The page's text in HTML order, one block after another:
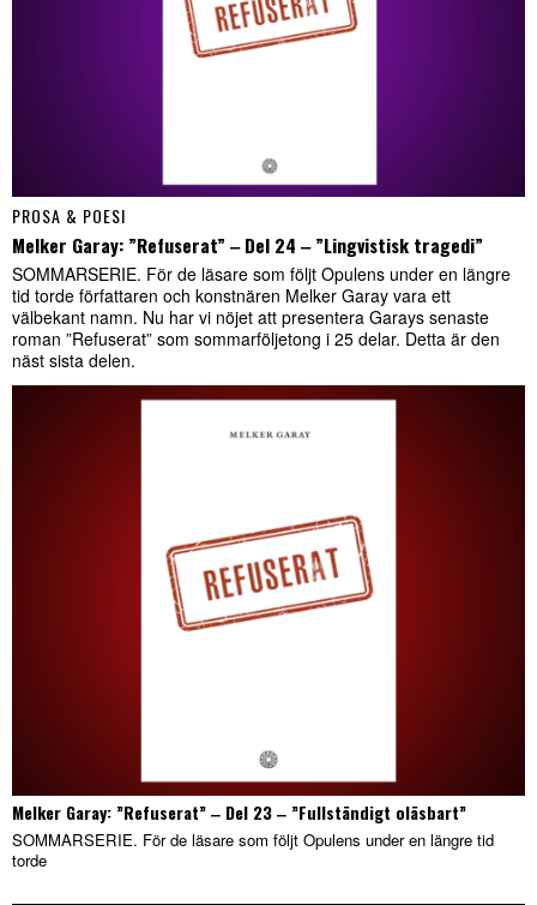
PROSA & POESI
Melker Garay: ”Refuserat” ‒ Del 24 ‒ ”Lingvistisk tragedi”
SOMMARSERIE. För de läsare som följt Opulens under en längre
tid torde författaren och konstnären Melker Garay vara ett
välbekant namn. Nu har vi nöjet att presentera Garays senaste
roman ”Refuserat” som sommarföljetong i 25 delar. Detta är den
näst sista delen.
Melker Garay: ”Refuserat” ‒ Del 23 ‒ ”Fullständigt oläsbart”
SOMMARSERIE. För de läsare som följt Opulens under en längre tid
torde